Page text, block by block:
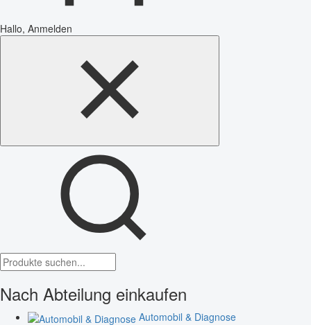
Hallo, Anmelden
Nach Abteilung einkaufen
Automobil & Diagnose